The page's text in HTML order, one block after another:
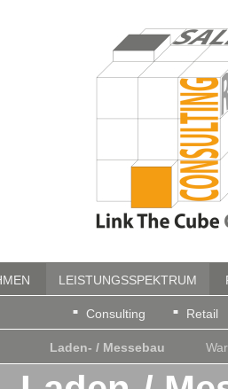
LEISTUNGSSPEKTRUM
Consulting Retail
Laden- / Messebau